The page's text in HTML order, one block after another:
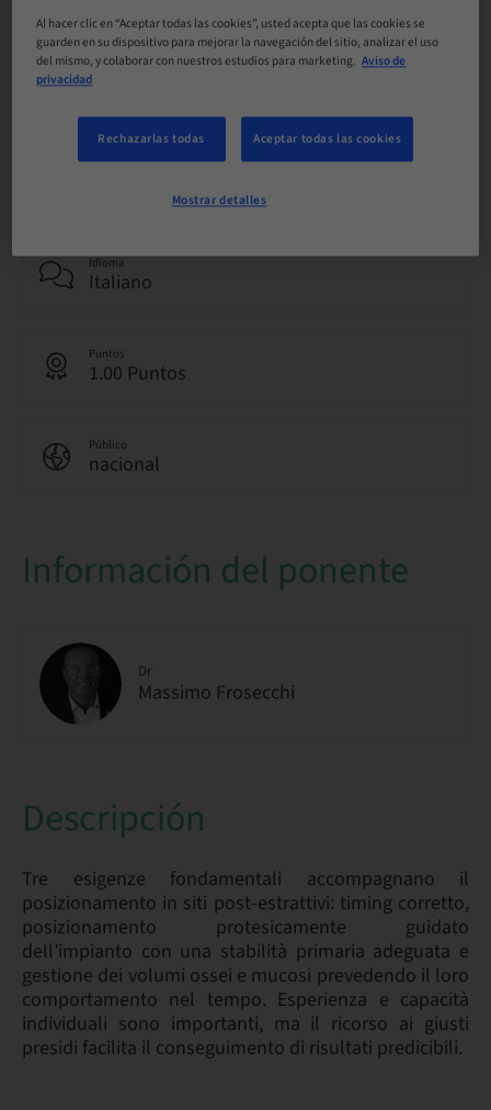
Estado
28. may. 2040 (UTC+1)
Idioma
Italiano
Puntos
1.00 Puntos
Público
nacional
Información del ponente
Dr
Massimo Frosecchi
Descripción
Tre esigenze fondamentali accompagnano il
posizionamento in siti post-estrattivi: timing corretto,
posizionamento protesicamente guidato
dell’impianto con una stabilità primaria adeguata e
gestione dei volumi ossei e mucosi prevedendo il loro
comportamento nel tempo. Esperienza e capacità
individuali sono importanti, ma il ricorso ai giusti
presidi facilita il conseguimento di risultati predicibili.
Al hacer clic en “Aceptar todas las cookies”, usted acepta que las cookies se
guarden en su dispositivo para mejorar la navegación del sitio, analizar el uso
del mismo, y colaborar con nuestros estudios para marketing. Aviso de
privacidad
Rechazarlas todas Aceptar todas las cookies
Mostrar detalles